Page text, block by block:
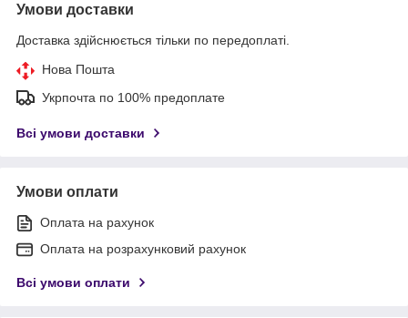
Умови доставки
Доставка здійснюється тільки по передоплаті.
Нова Пошта
Укрпочта по 100% предоплате
Всі умови доставки
Умови оплати
Оплата на рахунок
Оплата на розрахунковий рахунок
Всі умови оплати